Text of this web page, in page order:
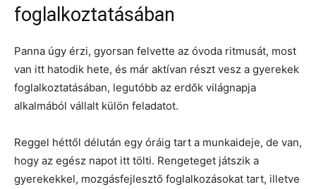
foglalkoztatásában
Panna úgy érzi, gyorsan felvette az óvoda ritmusát, most
van itt hatodik hete, és már aktívan részt vesz a gyerekek
foglalkoztatásában, legutóbb az erdők világnapja
alkalmából vállalt külön feladatot.
Reggel héttől délután egy óráig tart a munkaideje, de van,
hogy az egész napot itt tölti. Rengeteget játszik a
gyerekekkel, mozgásfejlesztő foglalkozásokat tart, illetve